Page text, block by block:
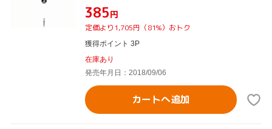
¥385円
定価より1,705円（81%）おトク
獲得ポイント 3P
在庫あり
発売年月日：2018/09/06
カートへ追加